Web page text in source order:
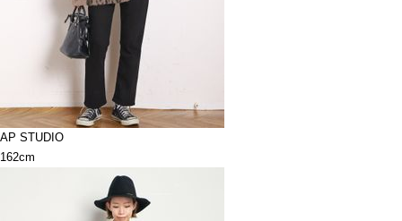
AP STUDIO
162cm